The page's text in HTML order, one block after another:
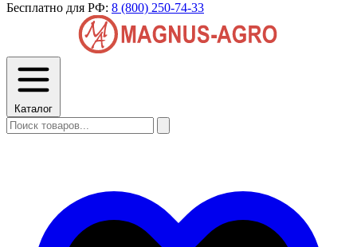
Бесплатно для РФ: 8 (800) 250-74-33
Каталог